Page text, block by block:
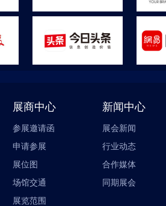
展商中心
参展邀请函
申请参展
展位图
场馆交通
展览范围
新闻中心
展会新闻
行业动态
合作媒体
同期展会